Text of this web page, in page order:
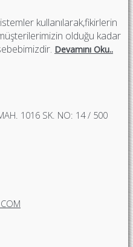
kullanılarak,fikirlerin
olduğu kadar
Devamını Oku..
1016 SK. NO: 14 / 500